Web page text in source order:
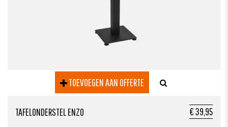
TOEVOEGEN AAN OFFERTE
€ 39,95
TAFELONDERSTEL ENZO